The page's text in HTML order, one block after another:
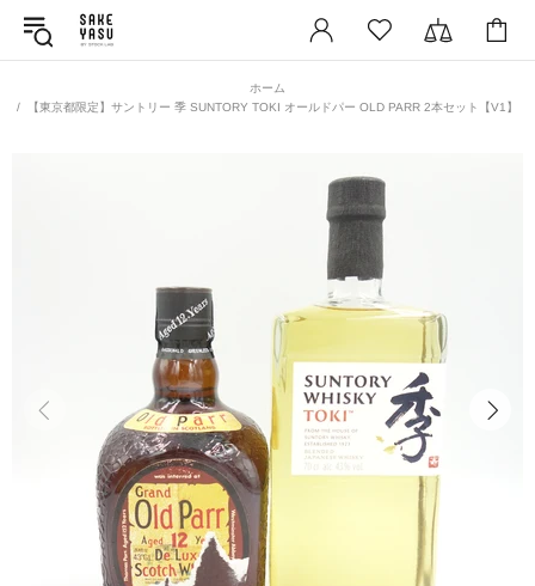
ホーム
【東京都限定】サントリー 季 SUNTORY TOKI オールドパー OLD PARR 2本セット【V1】